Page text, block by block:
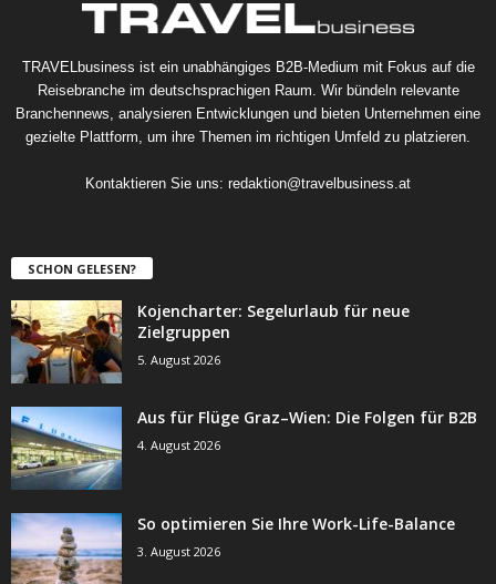
TRAVELbusiness ist ein unabhängiges B2B-Medium mit Fokus auf die
Reisebranche im deutschsprachigen Raum. Wir bündeln relevante
Branchennews, analysieren Entwicklungen und bieten Unternehmen eine
gezielte Plattform, um ihre Themen im richtigen Umfeld zu platzieren.
Kontaktieren Sie uns: redaktion@travelbusiness.at
SCHON GELESEN?
Kojencharter: Segelurlaub für neue
Zielgruppen
5. August 2026
Aus für Flüge Graz–Wien: Die Folgen für B2B
4. August 2026
So optimieren Sie Ihre Work-Life-Balance
3. August 2026